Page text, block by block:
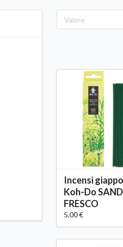
Incensi
Koh-Do
FRESCO
5,00 €